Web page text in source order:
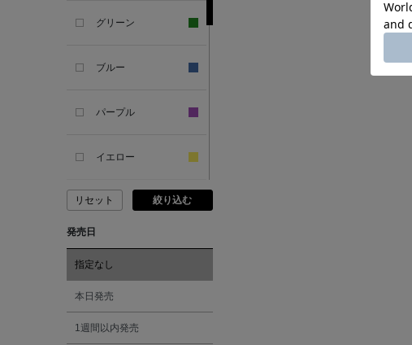
SANDAL
ANDERSONS
ANTIPAST
ANYA HINDMARCH
ARCS LONDON
グリーン
ブルー
パープル
イエロー
ピンク
レッド
オレンジ
シルバー
リセット 絞り込む
発売日
指定なし
本日発売
1週間以内発売